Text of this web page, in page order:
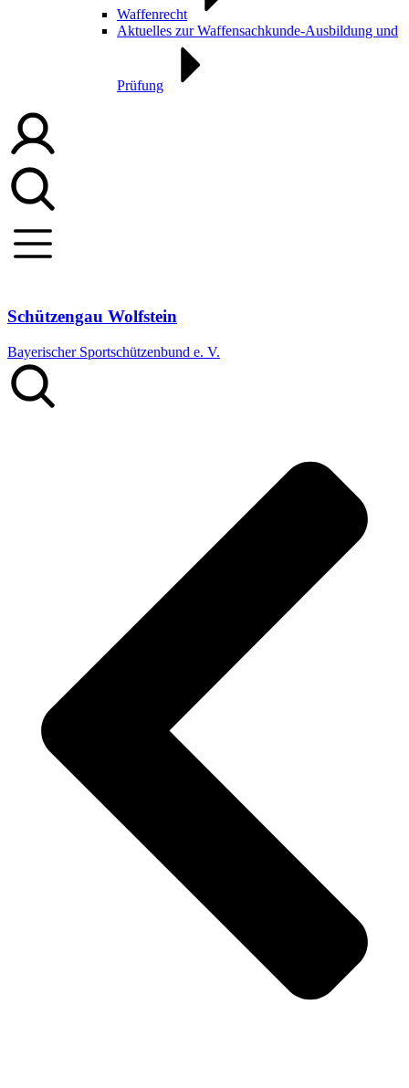
Waffenrecht
Aktuelles zur Waffensachkunde-Ausbildung und
Prüfung
Schützengau Wolfstein
Bayerischer Sportschützenbund e. V.